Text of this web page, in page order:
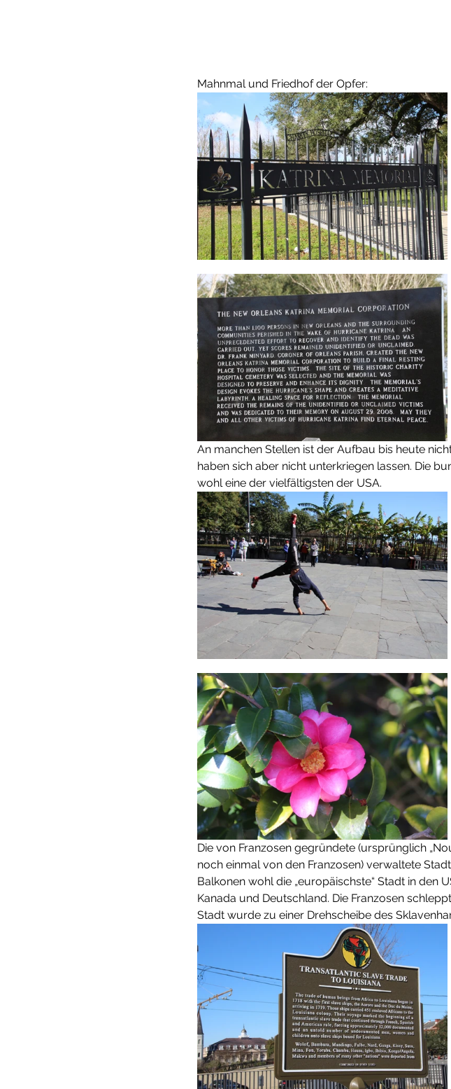
Mahnmal und Friedhof der Opfer:
An manchen Stellen ist der Aufbau bis heute
haben sich aber nicht unterkriegen lassen. Die
wohl eine der vielfältigsten der USA.
Die von Franzosen gegründete (ursprünglich
noch einmal von den Franzosen) verwaltete
Balkonen wohl die „europäischste“ Stadt in den
Kanada und Deutschland. Die Franzosen
Stadt wurde zu einer Drehscheibe des